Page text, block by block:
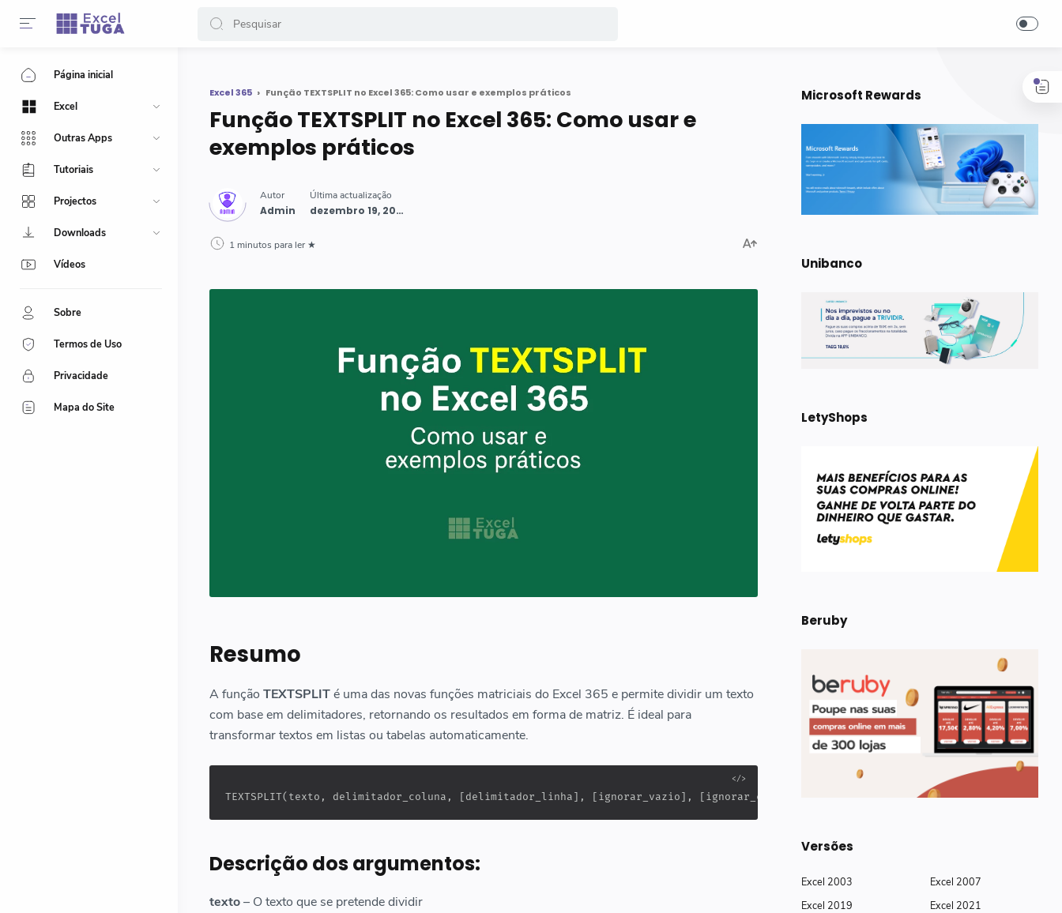
Excel 365 Função TEXTSPLIT no Excel 365: Como usar e exemplos práticos
Função TEXTSPLIT no Excel 365: Como usar e
exemplos práticos
1 minutos para ler
Resumo
A função TEXTSPLITé uma das novas funções matriciais do Excel 365 e permite dividir um texto
com base em delimitadores, retornando os resultados em forma de matriz. É ideal para
transformar textos em listas ou tabelas automaticamente.
TEXTSPLIT(texto, delimitador_coluna, [delimitador_linha], [ignorar_vazio], [ignorar_caso])
Descrição dos argumentos:
texto– O texto que se pretende dividir
Microsoft Rewards
Unibanco
LetyShops
Beruby
Versões
Excel 2003
Excel 2007
Excel 2019
Excel 2021
Página inicial
Excel
Outras Apps
Tutoriais
Projectos
Downloads
Vídeos
Sobre
Termos de Uso
Privacidade
Mapa do Site